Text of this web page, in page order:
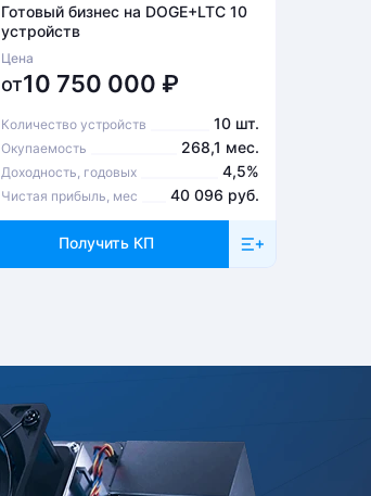
Готовый бизнес на DOGE+LTC 10
устройств
Цена
от10 750 000 ₽
Количество устройств 10 шт.
Окупаемость 268,1 мес.
Доходность, годовых 4,5%
Чистая прибыль, мес 40 096 руб.
Получить КП